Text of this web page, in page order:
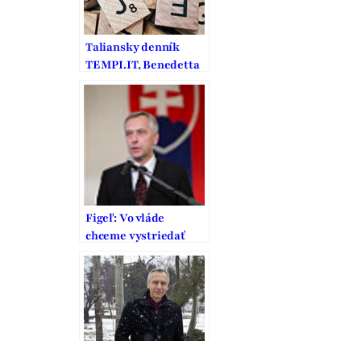
Taliansky denník
TEMPI.IT, Benedetta
Frigerio sa pýta Jána
Figeľ: Vo vláde
chceme vystriedať
Smer